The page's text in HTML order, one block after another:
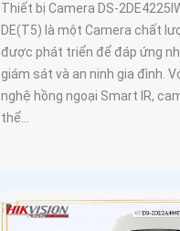
Thiết bị Camera DS-
DE(T5) là một Camera chất
được phát triển để đáp ứng
giám sát và an ninh gia đình.
nghệ hồng ngoại Smart IR,
thể...